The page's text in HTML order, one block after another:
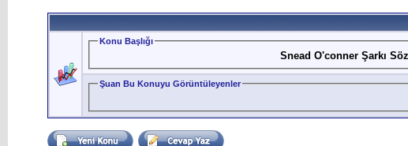
Konu Başlığı
Snead O'conner Şarkı
Şuan Bu Konuyu Görüntüleyenler